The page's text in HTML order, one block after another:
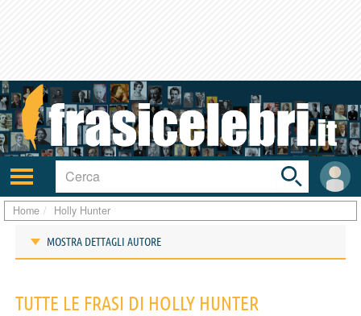
Attiva/disattiva
navigazione
User
area
Toggle
search
bar
Home Holly Hunter
MOSTRA DETTAGLI AUTORE
TUTTE LE FRASI DI HOLLY HUNTER